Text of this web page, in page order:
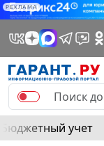
РЕКЛАМА
Бюджетный учет